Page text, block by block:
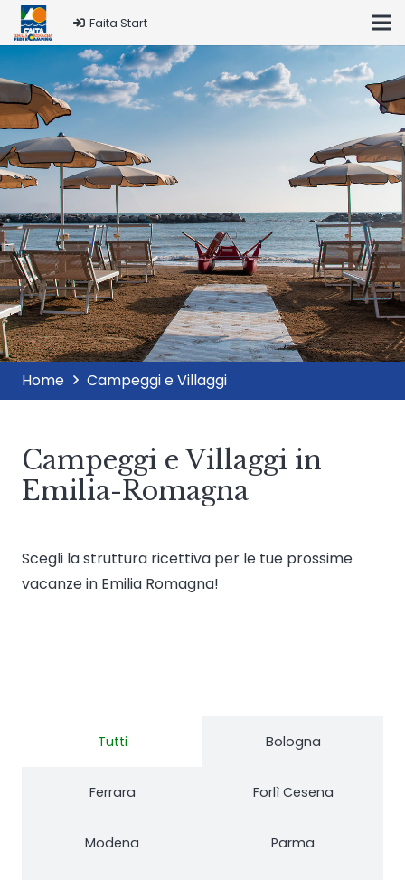
Faita Start
Home Campeggi e Villaggi
Campeggi e Villaggi in
Emilia-Romagna
Scegli la struttura ricettiva per le tue prossime
vacanze in Emilia Romagna!
Tutti Bologna
Ferrara Forlì Cesena
Modena Parma